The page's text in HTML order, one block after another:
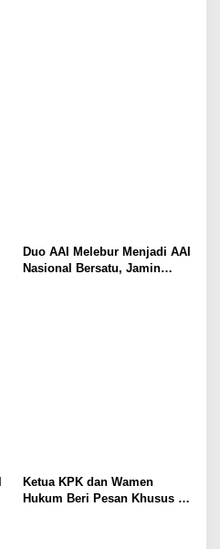
Duo AAI Melebur Menjadi AAI
Nasional Bersatu, Jamin
Ketua KPK dan Wamen
Hukum Beri Pesan Khusus di